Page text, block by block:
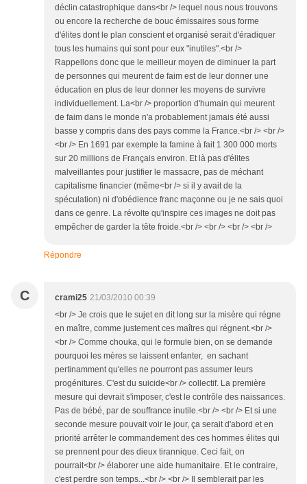
déclin catastrophique dans<br /> lequel nous nous trouvons
ou encore la recherche de bouc émissaires sous forme
d'élites dont le plan conscient et organisé serait d'éradiquer
tous les humains qui sont pour eux "inutiles".<br />
Rappellons donc que le meilleur moyen de diminuer la part
de personnes qui meurent de faim est de leur donner une
éducation en plus de leur donner les moyens de survivre
individuellement. La<br /> proportion d'humain qui meurent
de faim dans le monde n'a probablement jamais été aussi
basse y compris dans des pays comme la France.<br /> <br />
<br /> En 1691 par exemple la famine à fait 1 300 000 morts
sur 20 millions de Français environ. Et là pas d'élites
malveillantes pour justifier le massacre, pas de méchant
capitalisme financier (même<br /> si il y avait de la
spéculation) ni d'obédience franc maçonne ou je ne sais quoi
dans ce genre. La révolte qu'inspire ces images ne doit pas
empêcher de garder la tête froide.<br /> <br /> <br /> <br />
Répondre
C crami25 21/03/2010 00:39
<br /> Je crois que le sujet en dit long sur la misère qui régne
en maître, comme justement ces maîtres qui régnent.<br />
<br /> Comme chouka, qui le formule bien, on se demande
pourquoi les mères se laissent enfanter, en sachant
pertinamment qu'elles ne pourront pas assumer leurs
progénitures. C'est du suicide<br /> collectif. La première
mesure qui devrait s'imposer, c'est le contrôle des naissances.
Pas de bébé, par de souffrance inutile.<br /> <br /> Et si une
seconde mesure pouvait voir le jour, ça serait d'abord et en
priorité arrêter le commandement des ces hommes élites qui
se prennent pour des dieux tirannique. Ceci fait, on
pourrait<br /> élaborer une aide humanitaire. Et le contraire,
c'est perdre son temps...<br /> <br /> Il semblerait par les